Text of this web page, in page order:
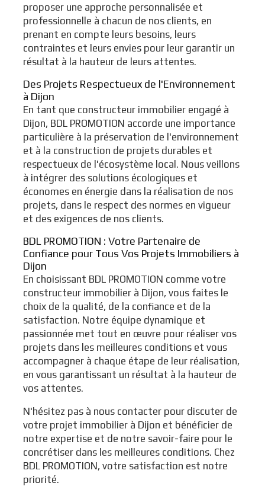
proposer une approche personnalisée et
professionnelle à chacun de nos clients, en
prenant en compte leurs besoins, leurs
contraintes et leurs envies pour leur garantir un
résultat à la hauteur de leurs attentes.
Des Projets Respectueux de l'Environnement
à Dijon
En tant que constructeur immobilier engagé à
Dijon, BDL PROMOTION accorde une importance
particulière à la préservation de l'environnement
et à la construction de projets durables et
respectueux de l'écosystème local. Nous veillons
à intégrer des solutions écologiques et
économes en énergie dans la réalisation de nos
projets, dans le respect des normes en vigueur
et des exigences de nos clients.
BDL PROMOTION : Votre Partenaire de
Confiance pour Tous Vos Projets Immobiliers à
Dijon
En choisissant BDL PROMOTION comme votre
constructeur immobilier à Dijon, vous faites le
choix de la qualité, de la confiance et de la
satisfaction. Notre équipe dynamique et
passionnée met tout en œuvre pour réaliser vos
projets dans les meilleures conditions et vous
accompagner à chaque étape de leur réalisation,
en vous garantissant un résultat à la hauteur de
vos attentes.
N'hésitez pas à nous contacter pour discuter de
votre projet immobilier à Dijon et bénéficier de
notre expertise et de notre savoir-faire pour le
concrétiser dans les meilleures conditions. Chez
BDL PROMOTION, votre satisfaction est notre
priorité.